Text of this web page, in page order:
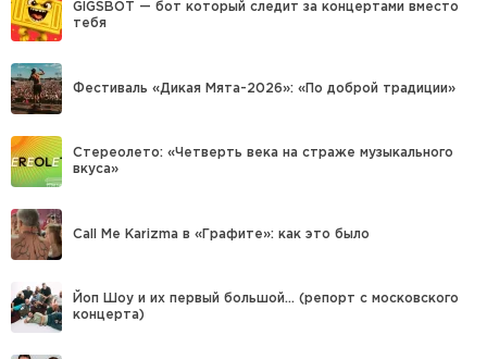
GIGSBOT — бот который следит за концертами вместо
тебя
Фестиваль «Дикая Мята-2026»: «По доброй традиции»
Стереолето: «Четверть века на страже музыкального
вкуса»
Call Me Karizma в «Графите»: как это было
Йоп Шоу и их первый большой… (репорт с московского
концерта)